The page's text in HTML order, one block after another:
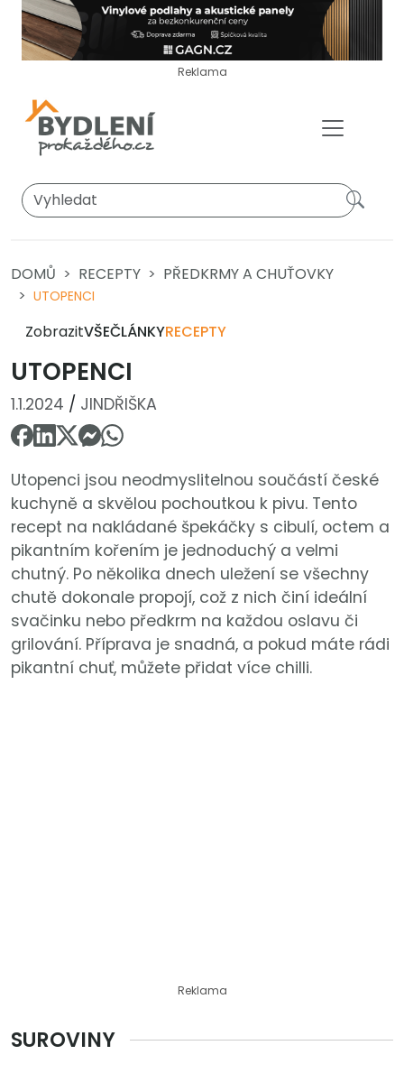
Reklama
DOMŮ RECEPTY PŘEDKRMY A CHUŤOVKY
UTOPENCI
ZobrazitVŠEČLÁNKYRECEPTY
UTOPENCI
1.1.2024 / JINDŘIŠKA
Utopenci jsou neodmyslitelnou součástí české
kuchyně a skvělou pochoutkou k pivu. Tento
recept na nakládané špekáčky s cibulí, octem a
pikantním kořením je jednoduchý a velmi
chutný. Po několika dnech uležení se všechny
chutě dokonale propojí, což z nich činí ideální
svačinku nebo předkrm na každou oslavu či
grilování. Příprava je snadná, a pokud máte rádi
pikantní chuť, můžete přidat více chilli.
Reklama
SUROVINY